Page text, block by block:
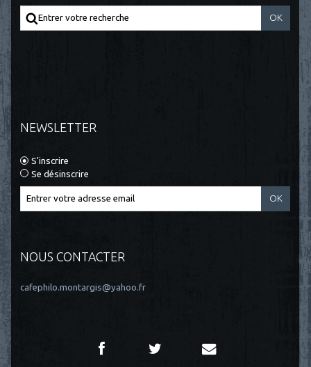
NEWSLETTER
S'inscrire
Se désinscrire
NOUS CONTACTER
cafephilo.montargis@yahoo.fr